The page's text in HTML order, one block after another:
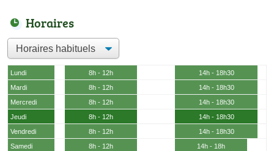
Horaires
Lundi 8h - 12h
14h - 18h30
Mardi
8h - 12h
14h - 18h30
Mercredi
8h - 12h
14h - 18h30
Jeudi
8h - 12h
14h - 18h30
Vendredi
8h - 12h
14h - 18h30
Samedi
8h - 12h
14h - 18h